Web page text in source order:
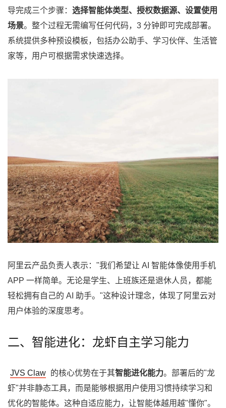
导完成三个步骤： 选择智能体类型、授权数据源、设置使用
场景。整个过程无需编写任何代码，3 分钟即可完成部署。
系统提供多种预设模板，包括办公助手、学习伙伴、生活管
家等，用户可根据需求快速选择。
阿里云产品负责人表示："我们希望让 AI 智能体像使用手机
APP 一样简单。无论是学生、上班族还是退休人员，都能
轻松拥有自己的 AI 助手。"这种设计理念，体现了阿里云对
用户体验的深度思考。
二、智能进化：龙虾自主学习能力
JVS Claw 的核心优势在于其智能进化能力。部署后的"龙
虾"并非静态工具，而是能够根据用户使用习惯持续学习和
优化的智能体。这种自适应能力，让智能体越用越"懂你"。